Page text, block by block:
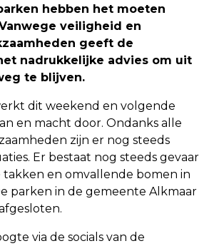
hebben het moeten
veiligheid en
geeft de
nadrukkelijke advies om uit
te blijven.
dit weekend en volgende
en macht door. Ondanks alle
zijn er nog steeds
Er bestaat nog steeds gevaar
takken en omvallende bomen in
parken in de gemeente Alkmaar
via de socials van de